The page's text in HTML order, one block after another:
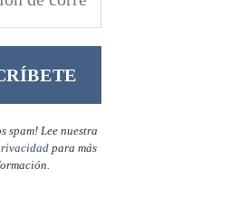
spam! Lee nuestra
para más